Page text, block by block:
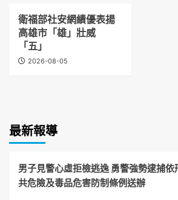
衛福部社安網績優表揚
高雄市「雄」壯威
「五」
2026-08-05
最新報導
男子見警心虛拒檢逃逸 勇警強勢逮捕
共危險及毒品危害防制條例送辦